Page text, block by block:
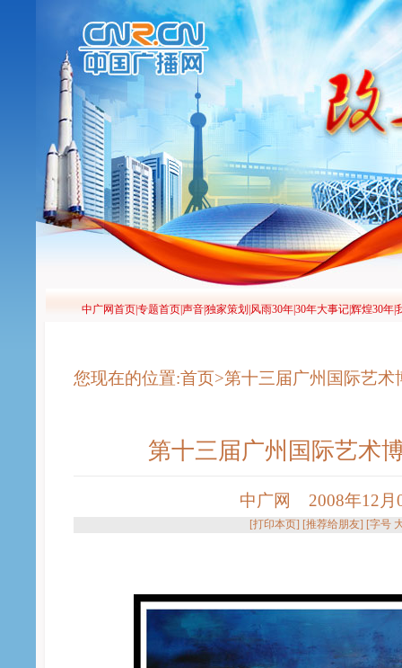
您现在的位置:首页>第十三届广州国际艺术
第十三届广州国际艺术
中广网 2008年12月
[打印本页] [推荐给朋友] [字号